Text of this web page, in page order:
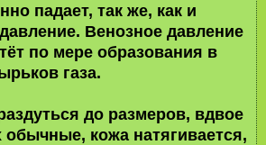
падает, так же, как и
Венозное давление
по мере образования в
газа.
до размеров, вдвое
кожа натягивается,